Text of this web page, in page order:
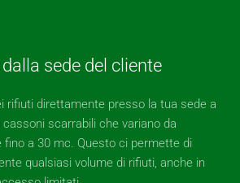
sede del cliente
rifiuti direttamente presso la tua sede a
scarrabili che variano da
a 30 mc. Questo ci permette di
qualsiasi volume di rifiuti, anche in